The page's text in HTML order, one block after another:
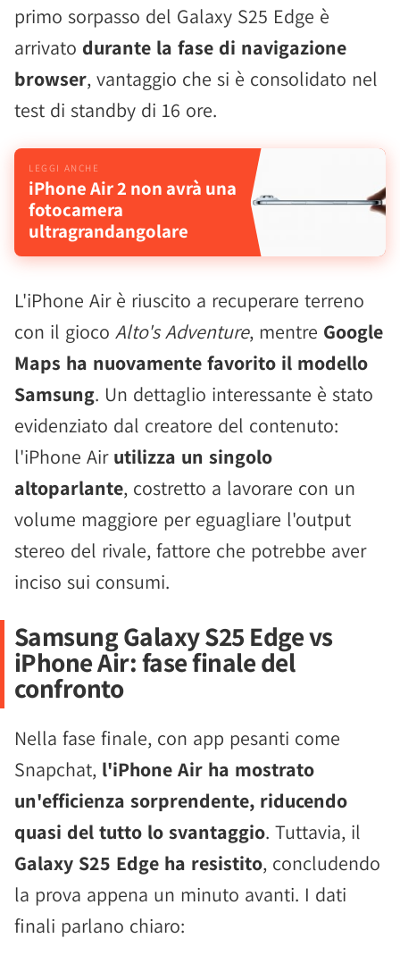
primo sorpasso del Galaxy S25 Edge è
arrivato durante la fase di navigazione
browser, vantaggio che si è consolidato nel
test di standby di 16 ore.
iPhone Air 2 non avrà una
fotocamera
ultragrandangolare
L'iPhone Air è riuscito a recuperare terreno
con il gioco Alto's Adventure, mentre Google
Maps ha nuovamente favorito il modello
Samsung. Un dettaglio interessante è stato
evidenziato dal creatore del contenuto:
l'iPhone Air utilizza un singolo
altoparlante, costretto a lavorare con un
volume maggiore per eguagliare l'output
stereo del rivale, fattore che potrebbe aver
inciso sui consumi.
Samsung Galaxy S25 Edge vs
iPhone Air: fase finale del
confronto
Nella fase finale, con app pesanti come
Snapchat, l'iPhone Air ha mostrato
un'efficienza sorprendente, riducendo
quasi del tutto lo svantaggio. Tuttavia, il
Galaxy S25 Edge ha resistito, concludendo
la prova appena un minuto avanti. I dati
finali parlano chiaro: